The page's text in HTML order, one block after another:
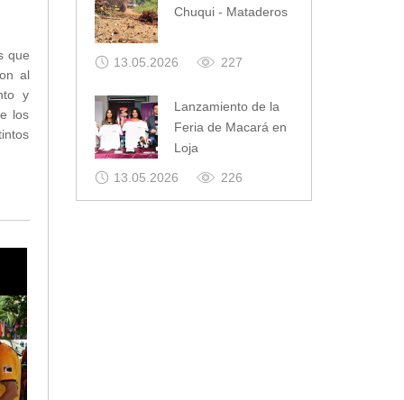
que
al
y
los
Chuqui - Mataderos
13.05.2026 227
Lanzamiento de la
Feria de Macará en
Loja
13.05.2026 226